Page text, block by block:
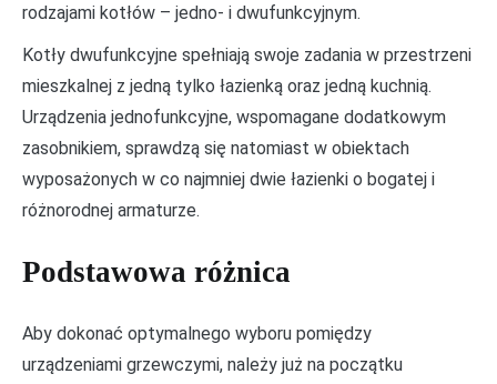
rodzajami kotłów – jedno- i dwufunkcyjnym.
Kotły dwufunkcyjne spełniają swoje zadania w przestrzeni
mieszkalnej z jedną tylko łazienką oraz jedną kuchnią.
Urządzenia jednofunkcyjne, wspomagane dodatkowym
zasobnikiem, sprawdzą się natomiast w obiektach
wyposażonych w co najmniej dwie łazienki o bogatej i
różnorodnej armaturze.
Podstawowa różnica
Aby dokonać optymalnego wyboru pomiędzy
urządzeniami grzewczymi, należy już na początku